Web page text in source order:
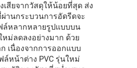
สียจากวัสดุให้น้อยที่สุด ส่ง
านกระบวนการอัดรีดจะ
ล์หลากหลายรูปแบบบน
หม่ลดลงอย่างมาก ด้วย
เนื่องจากการออกแบบ
หน้าต่าง PVC รุ่นใหม่